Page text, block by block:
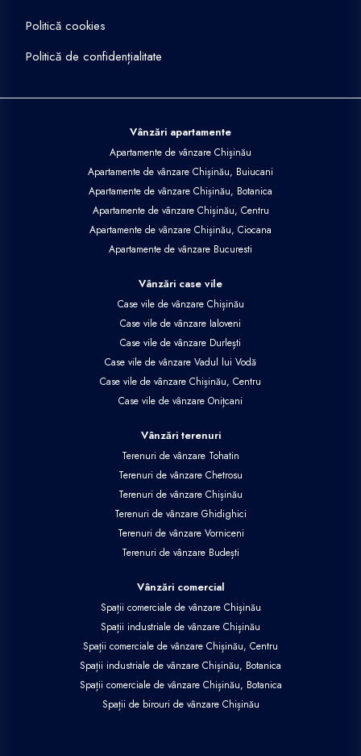
Politică cookies
Politică de confidențialitate
Vânzări apartamente
Apartamente de vânzare Chișinău
Apartamente de vânzare Chișinău, Buiucani
Apartamente de vânzare Chișinău, Botanica
Apartamente de vânzare Chișinău, Centru
Apartamente de vânzare Chișinău, Ciocana
Apartamente de vânzare Bucuresti
Vânzări case vile
Case vile de vânzare Chișinău
Case vile de vânzare Ialoveni
Case vile de vânzare Durlești
Case vile de vânzare Vadul lui Vodă
Case vile de vânzare Chișinău, Centru
Case vile de vânzare Onițcani
Vânzări terenuri
Terenuri de vânzare Tohatin
Terenuri de vânzare Chetrosu
Terenuri de vânzare Chișinău
Terenuri de vânzare Ghidighici
Terenuri de vânzare Vorniceni
Terenuri de vânzare Budești
Vânzări comercial
Spații comerciale de vânzare Chișinău
Spații industriale de vânzare Chișinău
Spații comerciale de vânzare Chișinău, Centru
Spații industriale de vânzare Chișinău, Botanica
Spații comerciale de vânzare Chișinău, Botanica
Spații de birouri de vânzare Chișinău